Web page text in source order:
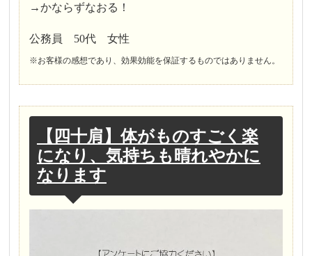
→かならずなおる！
公務員 50代 女性
※お客様の感想であり、効果効能を保証するものではありません。
【四十肩】体がものすごく楽
になり、気持ちも晴れやかに
なります